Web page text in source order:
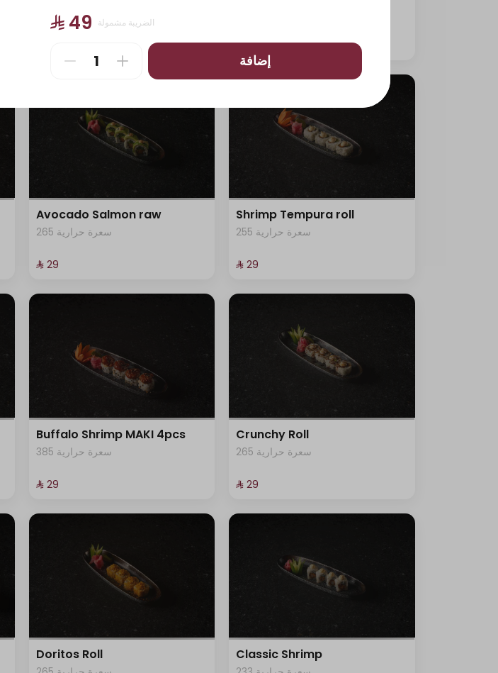
405 سعرة حرارية
⁨⁦‪‬ 29⁩
Avocado Salmon raw
265 سعرة حرارية
⁨⁦‪‬ 29⁩
Shrimp Tempura roll
255 سعرة حرارية
⁨⁦‪‬ 29⁩
Buffalo Shrimp MAKI 4pcs
385 سعرة حرارية
⁨⁦‪‬ 29⁩
Crunchy Roll
265 سعرة حرارية
⁨⁦‪‬ 29⁩
Doritos Roll Classic Shrimp
⁨⁦‪‬ 49⁩ الضريبة مشمولة
إضافة